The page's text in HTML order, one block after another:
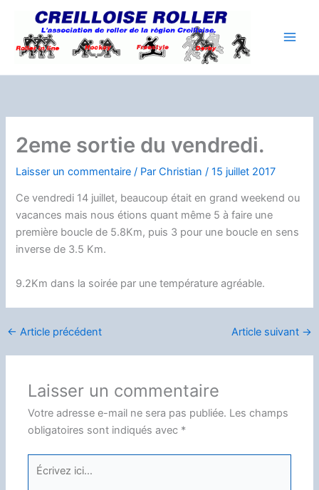
contenu
2eme sortie du vendredi.
Laisser un commentaire / ParChristian/15 juillet 2017
Ce vendredi 14 juillet, beaucoup était en grand weekend ou
vacances mais nous étions quant même 5 à faire une
première boucle de 5.8Km, puis 3 pour une boucle en sens
inverse de 3.5 Km.
9.2Km dans la soirée par une température agréable.
← Article précédent Article suivant →
Laisser un commentaire
Votre adresse e-mail ne sera pas publiée. Les champs
obligatoires sont indiqués avec *
Écrivez